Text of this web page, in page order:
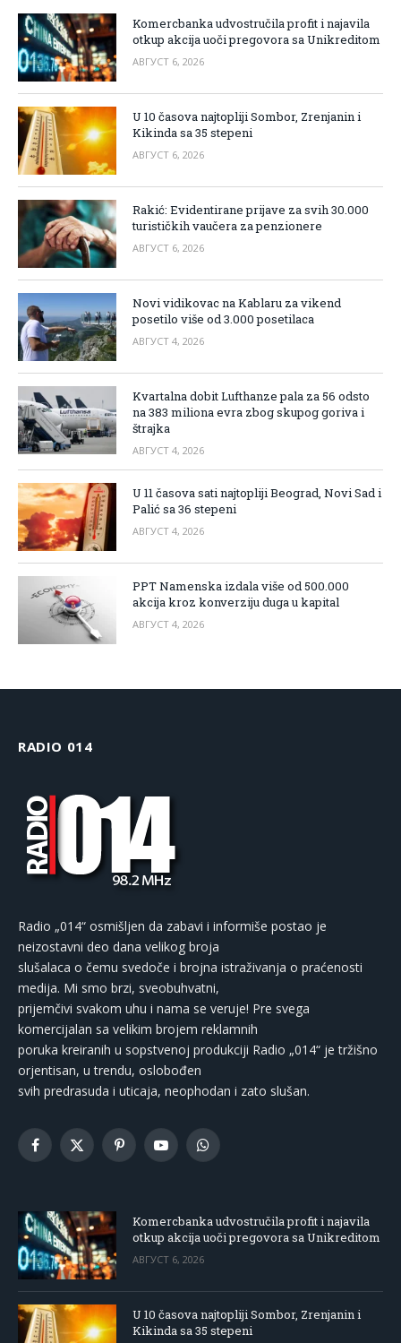
Komercbanka udvostručila profit i najavila
otkup akcija uoči pregovora sa Unikreditom
АВГУСТ 6, 2026
U 10 časova najtopliji Sombor, Zrenjanin i
Kikinda sa 35 stepeni
АВГУСТ 6, 2026
Rakić: Evidentirane prijave za svih 30.000
turističkih vaučera za penzionere
АВГУСТ 6, 2026
Novi vidikovac na Kablaru za vikend
posetilo više od 3.000 posetilaca
АВГУСТ 4, 2026
Kvartalna dobit Lufthanze pala za 56 odsto
na 383 miliona evra zbog skupog goriva i
štrajka
АВГУСТ 4, 2026
U 11 časova sati najtopliji Beograd, Novi Sad i
Palić sa 36 stepeni
АВГУСТ 4, 2026
PPT Namenska izdala više od 500.000
akcija kroz konverziju duga u kapital
АВГУСТ 4, 2026
RADIO 014
Radio „014“ osmišljen da zabavi i informiše postao je
neizostavni deo dana velikog broja
slušalaca o čemu svedoče i brojna istraživanja o praćenosti
medija. Mi smo brzi, sveobuhvatni,
prijemčivi svakom uhu i nama se veruje! Pre svega
komercijalan sa velikim brojem reklamnih
poruka kreiranih u sopstvenoj produkciji Radio „014“ je tržišno
orjentisan, u trendu, oslobođen
svih predrasuda i uticaja, neophodan i zato slušan.
Facebook
X
PinterestYouTubeWhatsApp
Komercbanka udvostručila profit i najavila
otkup akcija uoči pregovora sa Unikreditom
АВГУСТ 6, 2026
U 10 časova najtopliji Sombor, Zrenjanin i
Kikinda sa 35 stepeni